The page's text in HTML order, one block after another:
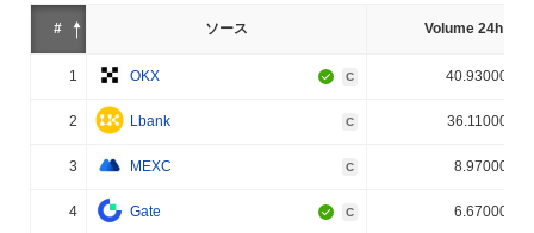
# ソース Volume 24h (%)
1 OKX C 40.930000%
2 Lbank C 36.110000%
3 MEXC C 8.970000%
4 Gate C 6.670000%